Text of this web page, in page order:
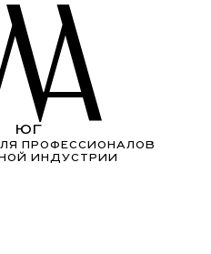
ЮГ
ПРОФЕССИОНАЛОВ
ИНДУСТРИИ